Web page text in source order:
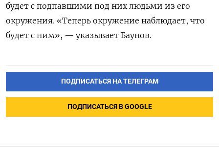
будет с подпавшими под них людьми из его
окружения. «Теперь окружение наблюдает, что
будет с ним», — указывает Баунов.
ПОДПИСАТЬСЯ НА ТЕЛЕГРАМ
ПОДПИСАТЬСЯ В GOOGLE